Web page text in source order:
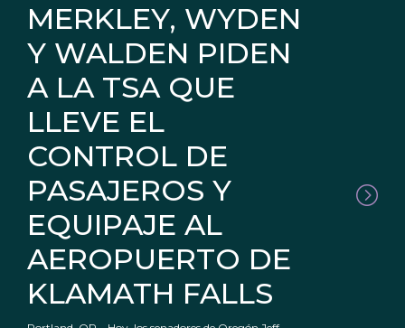
MERKLEY, WYDEN
Y WALDEN PIDEN
A LA TSA QUE
LLEVE EL
CONTROL DE
PASAJEROS Y
EQUIPAJE AL
AEROPUERTO DE
KLAMATH FALLS